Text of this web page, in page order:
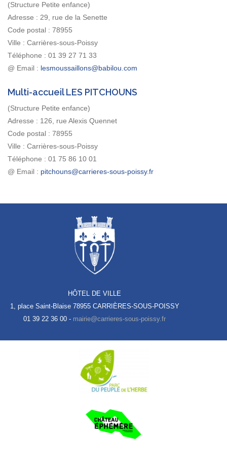
(Structure Petite enfance)
Adresse : 29, rue de la Senette
Code postal : 78955
Ville : Carrières-sous-Poissy
Téléphone : 01 39 27 71 33
@ Email :
Multi-accueil LES PITCHOUNS
(Structure Petite enfance)
Adresse : 126, rue Alexis Quennet
Code postal : 78955
Ville : Carrières-sous-Poissy
Téléphone : 01 75 86 10 01
@ Email :
HÔTEL DE VILLE
1, place Saint-Blaise 78955 CARRIÈRES-SOUS-POISSY
01 39 22 36 00 -